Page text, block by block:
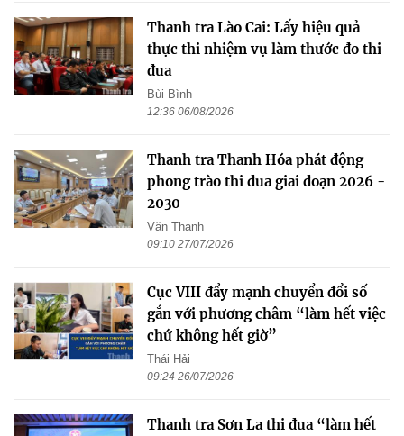
Thanh tra Lào Cai: Lấy hiệu quả
thực thi nhiệm vụ làm thước đo thi
đua
Bùi Bình
12:36 06/08/2026
Thanh tra Thanh Hóa phát động
phong trào thi đua giai đoạn 2026 -
2030
Văn Thanh
09:10 27/07/2026
Cục VIII đẩy mạnh chuyển đổi số
gắn với phương châm “làm hết việc
chứ không hết giờ”
Thái Hải
09:24 26/07/2026
Thanh tra Sơn La thi đua “làm hết